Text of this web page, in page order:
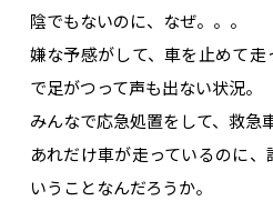
陰でもないのに、なぜ。。。
嫌な予感がして、車を止めて
で足がつって声も出ない状況。
みんなで応急処置をして、救急
あれだけ車が走っているのに
いうことなんだろうか。